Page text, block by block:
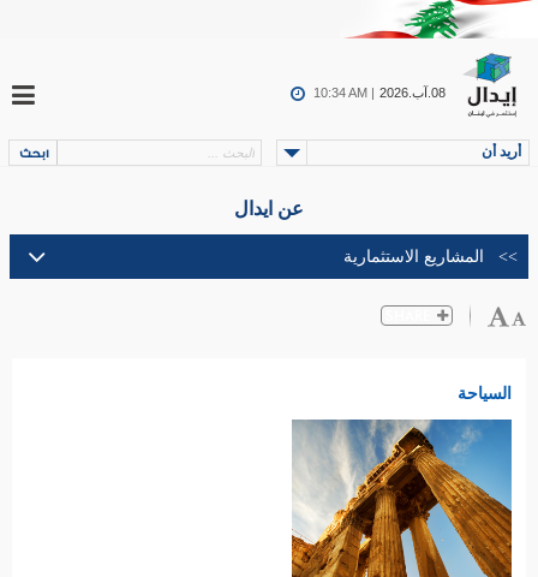
08.آب.2026 10:34 AM |
أريد أن
عن ايدال
السياحة